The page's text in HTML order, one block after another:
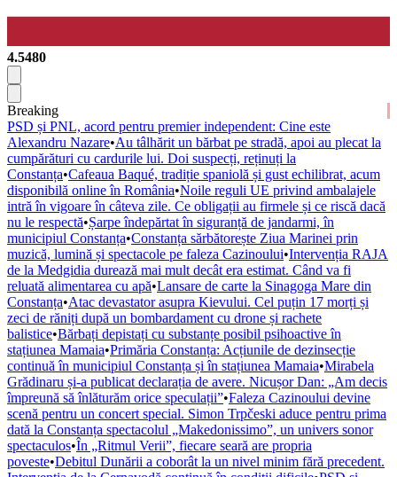
4.5480
Breaking
PSD și PNL, acord pentru premier independent: Cine este
Alexandru Nazare•Au tâlhărit un bărbat pe stradă, apoi au plecat la
cumpărături cu cardurile lui. Doi suspecți, reținuți la
Constanța•Cafeaua Baqué, tradiție spaniolă și gust echilibrat, acum
disponibilă online în România•Noile reguli UE privind ambalajele
intră în vigoare în câteva zile. Ce obligații au firmele și ce riscă dacă
nu le respectă•Șarpe îndepărtat în siguranță de jandarmi, în
municipiul Constanța•Constanța sărbătorește Ziua Marinei prin
muzică, lumină și spectacole pe faleza Cazinoului•Intervenția RAJA
de la Medgidia durează mai mult decât era estimat. Când va fi
reluată alimentarea cu apă•Lansare de carte la Sinagoga Mare din
Constanța•Atac devastator asupra Kievului. Cel puțin 17 morți și
zeci de răniți după un bombardament cu drone și rachete
balistice•Bărbați depistați cu substanțe posibil psihoactive în
stațiunea Mamaia•Primăria Constanța: Acțiunile de dezinsecție
continuă în municipiul Constanța și în stațiunea Mamaia•Mirabela
Grădinaru și-a publicat declarația de avere. Nicușor Dan: „Am decis
împreună să înlăturăm orice speculații”•Faleza Cazinoului devine
scenă pentru un concert special. Simon Trpčeski aduce pentru prima
dată la Constanța spectacolul „Makedonissimo”, un univers sonor
spectaculos•În „Ritmul Verii”, fiecare seară are propria
poveste•Debitul Dunării a coborât la un nivel minim fără precedent.